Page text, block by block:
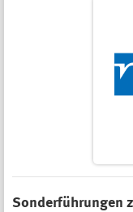
Sonderführungen